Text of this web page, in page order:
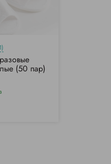
(50 пар)